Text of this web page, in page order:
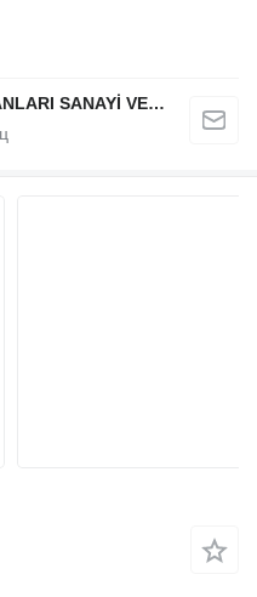
MS DORSE TREYLER VE EKİPMANLARI SANAYİ VE TİCARET LTD STİ